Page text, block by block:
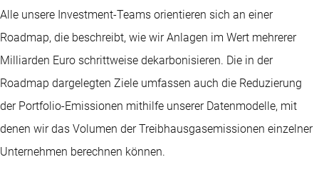
Alle unsere Investment-Teams orientieren sich an einer
Roadmap, die beschreibt, wie wir Anlagen im Wert mehrerer
Milliarden Euro schrittweise dekarbonisieren. Die in der
Roadmap dargelegten Ziele umfassen auch die Reduzierung
der Portfolio-Emissionen mithilfe unserer Datenmodelle, mit
denen wir das Volumen der Treibhausgasemissionen einzelner
Unternehmen berechnen können.